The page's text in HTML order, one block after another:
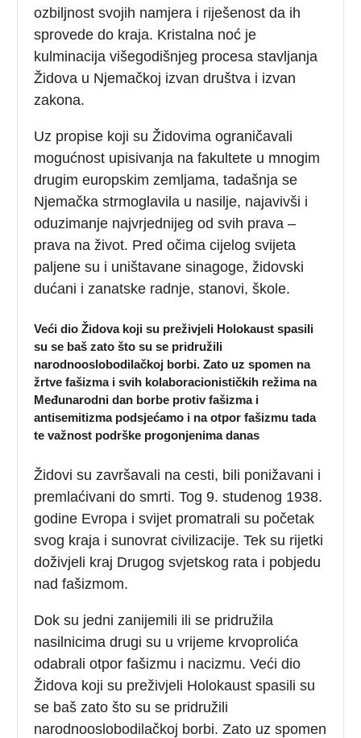
ozbiljnost svojih namjera i riješenost da ih
sprovede do kraja. Kristalna noć je
kulminacija višegodišnjeg procesa stavljanja
Židova u Njemačkoj izvan društva i izvan
zakona.
Uz propise koji su Židovima ograničavali
mogućnost upisivanja na fakultete u mnogim
drugim europskim zemljama, tadašnja se
Njemačka strmoglavila u nasilje, najavivši i
oduzimanje najvrjednijeg od svih prava –
prava na život. Pred očima cijelog svijeta
paljene su i uništavane sinagoge, židovski
dućani i zanatske radnje, stanovi, škole.
Veći dio Židova koji su preživjeli Holokaust spasili
su se baš zato što su se pridružili
narodnooslobodilačkoj borbi. Zato uz spomen na
žrtve fašizma i svih kolaboracionističkih režima na
Međunarodni dan borbe protiv fašizma i
antisemitizma podsjećamo i na otpor fašizmu tada
te važnost podrške progonjenima danas
Židovi su završavali na cesti, bili ponižavani i
premlaćivani do smrti. Tog 9. studenog 1938.
godine Evropa i svijet promatrali su početak
svog kraja i sunovrat civilizacije. Tek su rijetki
doživjeli kraj Drugog svjetskog rata i pobjedu
nad fašizmom.
Dok su jedni zanijemili ili se pridružila
nasilnicima drugi su u vrijeme krvoprolića
odabrali otpor fašizmu i nacizmu. Veći dio
Židova koji su preživjeli Holokaust spasili su
se baš zato što su se pridružili
narodnooslobodilačkoj borbi. Zato uz spomen